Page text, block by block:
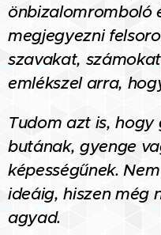
önbizalomromboló
megjegyezni
szavakat,
emlékszel arra,
Tudom azt is,
butának, gyenge
képességűnek.
ideáig, hiszen még
agyad.